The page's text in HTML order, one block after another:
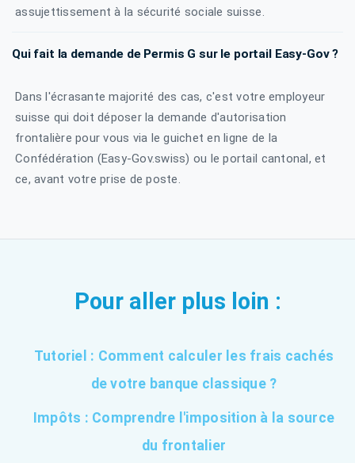
assujettissement à la sécurité sociale suisse.
Qui fait la demande de Permis G sur le portail Easy-Gov ?
Dans l'écrasante majorité des cas, c'est votre employeur
suisse qui doit déposer la demande d'autorisation
frontalière pour vous via le guichet en ligne de la
Confédération (Easy-Gov.swiss) ou le portail cantonal, et
ce, avant votre prise de poste.
Pour aller plus loin :
Tutoriel : Comment calculer les frais cachés
de votre banque classique ?
Impôts : Comprendre l'imposition à la source
du frontalier